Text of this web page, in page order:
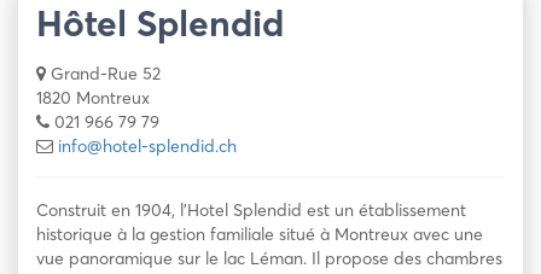
Hôtel Splendid
Grand-Rue 52
1820 Montreux
021 966 79 79
info@hotel-splendid.ch
Construit en 1904, l’Hotel Splendid est un établissement
historique à la gestion familiale situé à Montreux avec une
vue panoramique sur le lac Léman. Il propose des chambres